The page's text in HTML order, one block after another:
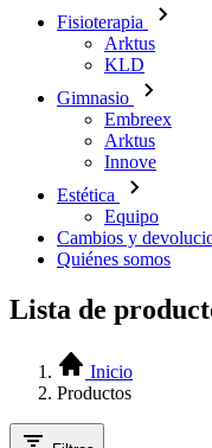
Fisioterapia
Arktus
KLD
Gimnasio
Embreex
Arktus
Innove
Estética
Equipo
Cambios y
Quiénes somos
Lista de
Inicio
Productos